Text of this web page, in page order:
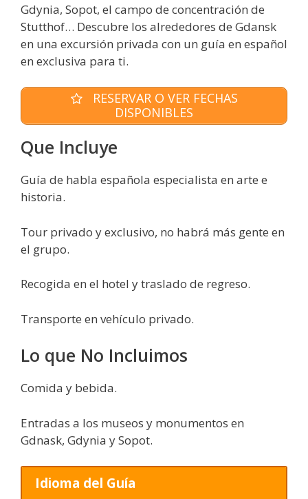
Gdynia, Sopot, el campo de concentración de
Stutthof… Descubre los alrededores de Gdansk
en una excursión privada con un guía en español
en exclusiva para ti.
RESERVAR O VER FECHAS
DISPONIBLES
Que Incluye
Guía de habla española especialista en arte e
historia.
Tour privado y exclusivo, no habrá más gente en
el grupo.
Recogida en el hotel y traslado de regreso.
Transporte en vehículo privado.
Lo que No Incluimos
Comida y bebida.
Entradas a los museos y monumentos en
Gdnask, Gdynia y Sopot.
Idioma del Guía